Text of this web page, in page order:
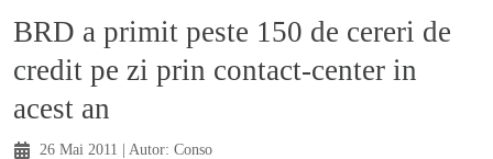
BRD a primit peste 150 de cereri de
credit pe zi prin contact-center in
acest an
26 Mai 2011 | Autor: Conso